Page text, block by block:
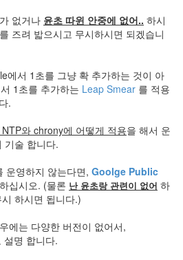
없거나 윤초 따윈 안중에 없어.. 하시
즈려 밟으시고 무시하시면 되겠습니
에서 1초를 그냥 확 추가하는 것이 아
1초를 추가하는 Leap Smear 를 적용
.
와 chrony에 어떻게 적용을 해서 운
기술 합니다.
운영하지 않는다면, Goolge Public
십시오. (물론 난 윤초랑 관련이 없어 하
하시면 됩니다.)
에는 다양한 버전이 없어서,
설명 합니다.